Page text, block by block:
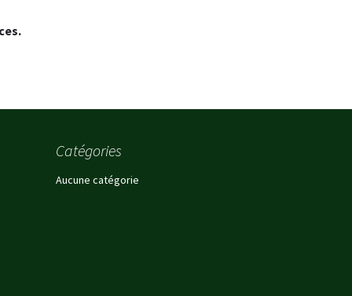
Catégories
Aucune catégorie